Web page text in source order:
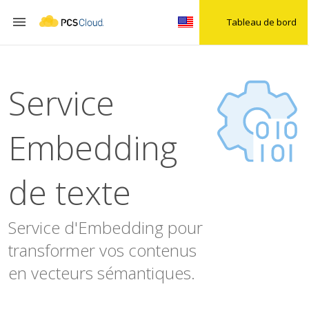
 Tableau de bord
Service
Embedding
de texte
Service d'Embedding pour
transformer vos contenus
en vecteurs sémantiques.